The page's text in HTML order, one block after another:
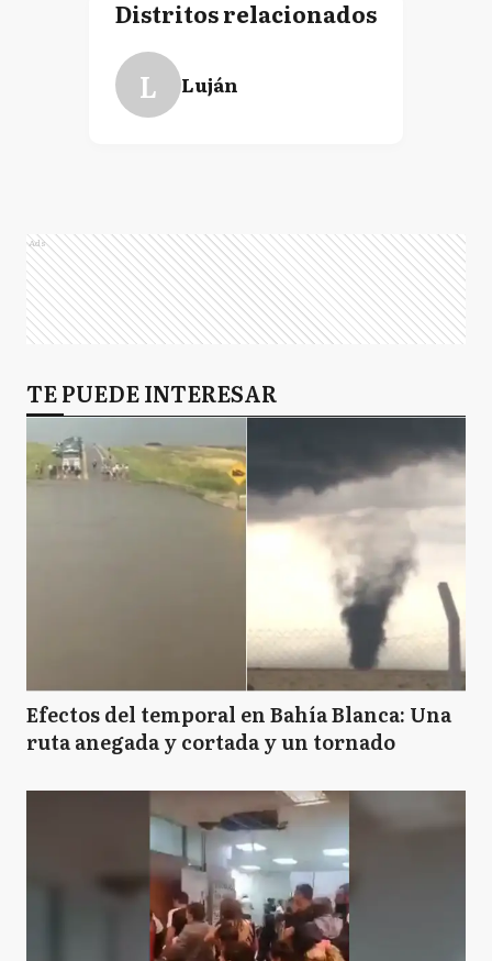
Distritos relacionados
L Luján
Ads
TE PUEDE INTERESAR
Efectos del temporal en Bahía Blanca: Una
ruta anegada y cortada y un tornado